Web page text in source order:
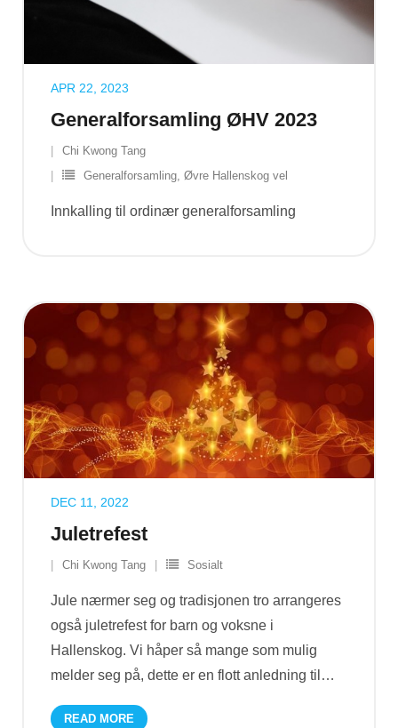
Generalforsamling ØHV 2023
APR 22, 2023
Chi Kwong Tang
Generalforsamling, Øvre Hallenskog vel
Innkalling til ordinær generalforsamling
Juletrefest
DEC 11, 2022
Chi Kwong Tang Sosialt
Jule nærmer seg og tradisjonen tro arrangeres
også juletrefest for barn og voksne i
Hallenskog. Vi håper så mange som mulig
melder seg på, dette er en flott anledning til …
READ MORE